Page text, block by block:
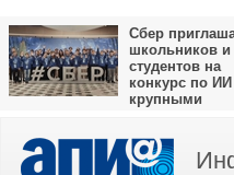
Сбер
школьников и
студентов на
конкурс по ИИ
крупными